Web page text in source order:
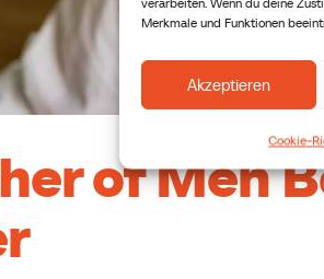
Merkmale und Funktionen
Akzeptieren
Cookie-
of Men